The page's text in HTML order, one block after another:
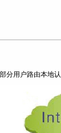
分用户路由本地